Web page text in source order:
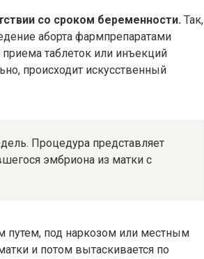
со сроком беременности. Так,
аборта фармпрепаратами
таблеток или инъекций
происходит искусственный
Процедура представляет
эмбриона из матки с
путем, под наркозом или местным
и потом вытаскивается по